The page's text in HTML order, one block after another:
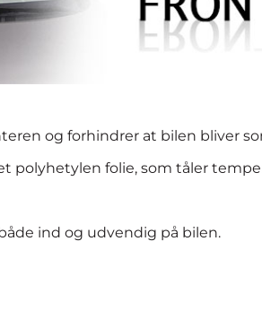
og forhindrer at bilen bliver
polyhetylen folie, som tåler
ind og udvendig på bilen.